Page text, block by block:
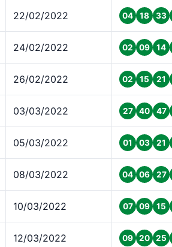
22/02/2022 04 18 33
24/02/2022 02 09 14
26/02/2022 02 15 21
03/03/2022 27 40 47
05/03/2022 01 03 21
08/03/2022 04 06 27
10/03/2022 07 09 15
12/03/2022 09 20 25